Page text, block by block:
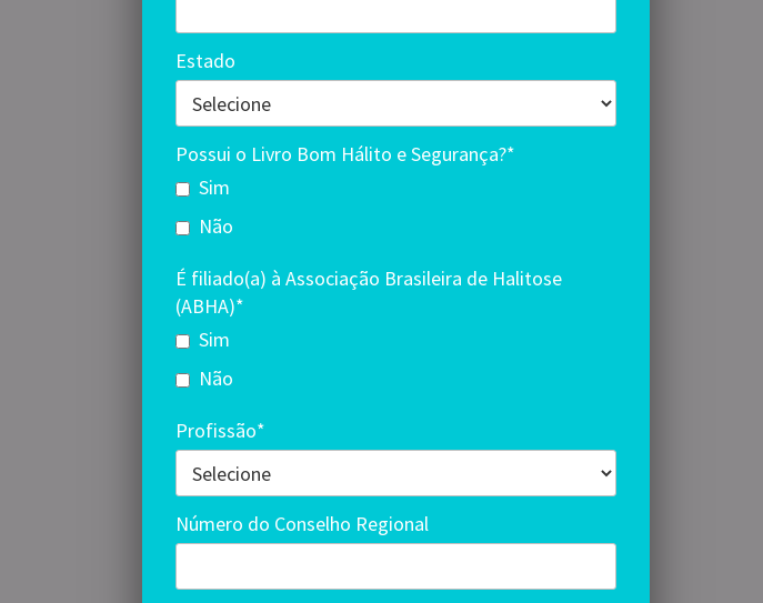
Estado
Possui o Livro Bom Hálito e Segurança?*
Sim
Não
É filiado(a) à Associação Brasileira de Halitose
(ABHA)*
Sim
Não
Profissão*
Número do Conselho Regional